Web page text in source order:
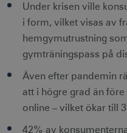
Under krisen ville
i form, vilket visas av
hemgymutrustning
gymträningspass på
Även efter pandemin
att i högre grad än
online – vilket ökar till
42% av